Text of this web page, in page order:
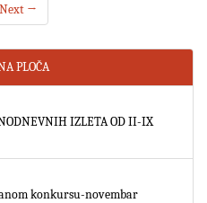
Next →
PLOČA
IZLETA OD II-IX
konkursu-novembar